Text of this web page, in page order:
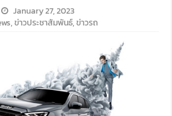
January 27, 2023
,ข่าวประชาสัมพันธ์,ข่าวรถ